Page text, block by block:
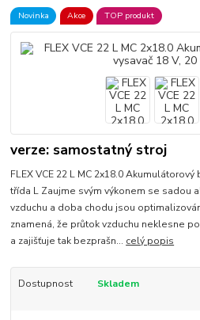
Novinka Akce TOP produkt
verze: samostatný stroj
FLEX VCE 22 L MC 2x18.0
třída L Zaujme svým výkonem se sadou
vzduchu a doba chodu jsou
znamená, že průtok vzduchu neklesne
a zajišťuje tak bezprašn... celý popis
Dostupnost Skladem